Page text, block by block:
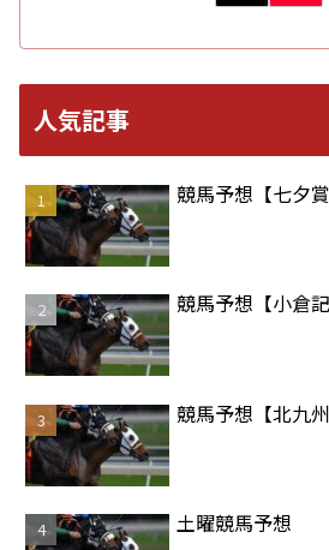
人気記事
競馬予想【七夕賞
競馬予想【小倉記
競馬予想【北九
土曜競馬予想